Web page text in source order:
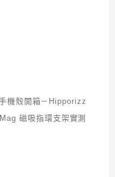
機殼開箱－Hipporizz
磁吸指環支架實測